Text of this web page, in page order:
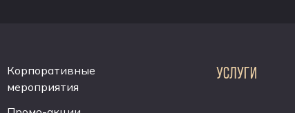
Корпоративные
мероприятия
УСЛУГИ